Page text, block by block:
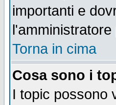
importanti e
Torna in cima
Cosa sono i
I topic possono